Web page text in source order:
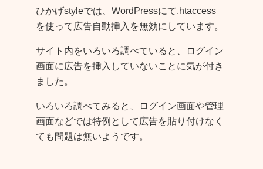
ひかげstyleでは、WordPressにて.htaccess
を使って広告自動挿入を無効にしています。
サイト内をいろいろ調べていると、ログイン
画面に広告を挿入していないことに気が付き
ました。
いろいろ調べてみると、ログイン画面や管理
画面などでは特例として広告を貼り付けなく
ても問題は無いようです。